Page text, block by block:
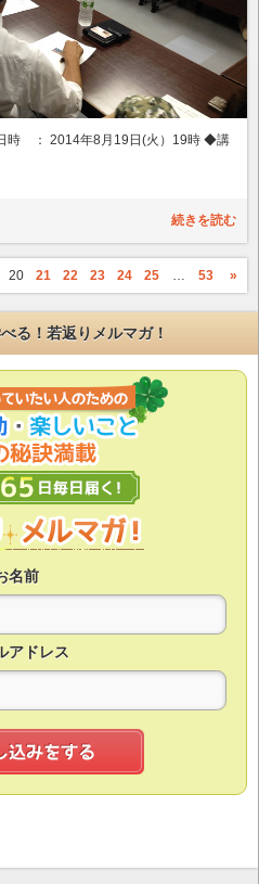
時 ： 2014年8月19日(火）19時 ◆講
続きを読む
20 21 22 23 24 25 53 »
る！若返りメルマガ！
名前
アドレス